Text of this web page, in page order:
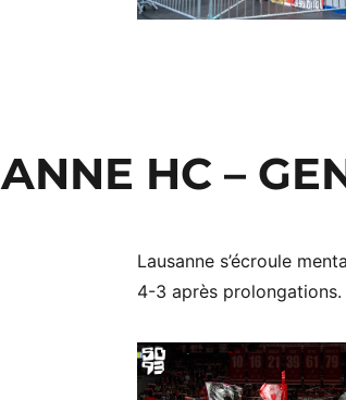
HC –
Lausanne s’écroule
4-3 après prolongations.